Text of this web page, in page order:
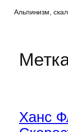
Альпинизм,
Ханс